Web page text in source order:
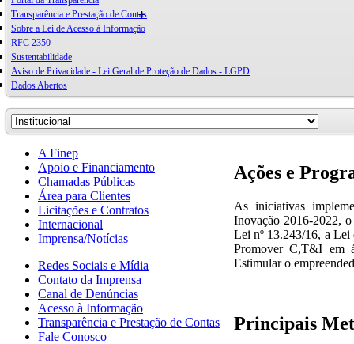
Transparência e Prestação de Contas
Sobre a Lei de Acesso à Informação
RFC 2350
Sustentabilidade
Aviso de Privacidade - Lei Geral de Proteção de Dados - LGPD
Dados Abertos
Ações e
As iniciativas
Inovação 2016-2022,
Lei nº 13.243/16, a Lei
Promover C,T&I em
Estimular o
Principais
A Finep
Apoio e Financiamento
Chamadas Públicas
Área para Clientes
Licitações e Contratos
Internacional
Imprensa/Notícias
Redes Sociais e Mídia
Contato da Imprensa
Canal de Denúncias
Acesso à Informação
Transparência e Prestação de Contas
Fale Conosco